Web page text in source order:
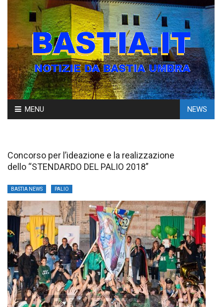
Skip
to
MENU NEWS
Concorso per l’ideazione e la realizzazione
dello “STENDARDO DEL PALIO 2018”
BASTIA NEWS PALIO